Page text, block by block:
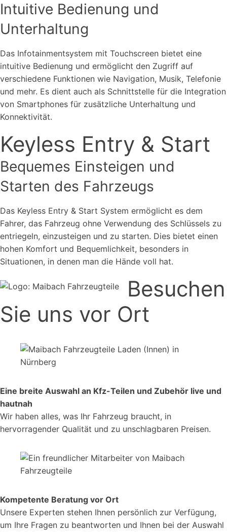
Intuitive Bedienung und
Unterhaltung
Das Infotainmentsystem mit Touchscreen bietet eine
intuitive Bedienung und ermöglicht den Zugriff auf
verschiedene Funktionen wie Navigation, Musik, Telefonie
und mehr. Es dient auch als Schnittstelle für die Integration
von Smartphones für zusätzliche Unterhaltung und
Konnektivität.
Keyless Entry & Start
Bequemes Einsteigen und
Starten des Fahrzeugs
Das Keyless Entry & Start System ermöglicht es dem
Fahrer, das Fahrzeug ohne Verwendung des Schlüssels zu
entriegeln, einzusteigen und zu starten. Dies bietet einen
hohen Komfort und Bequemlichkeit, besonders in
Situationen, in denen man die Hände voll hat.
Besuchen
Sie uns vor Ort
Eine breite Auswahl an Kfz-Teilen und Zubehör live und
hautnah
Wir haben alles, was Ihr Fahrzeug braucht, in
hervorragender Qualität und zu unschlagbaren Preisen.
Kompetente Beratung vor Ort
Unsere Experten stehen Ihnen persönlich zur Verfügung,
um Ihre Fragen zu beantworten und Ihnen bei der Auswahl